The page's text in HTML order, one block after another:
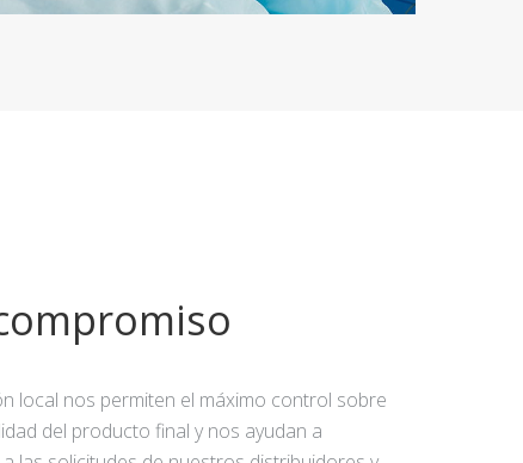
local nos permiten el máximo control sobre
del producto final y nos ayudan a